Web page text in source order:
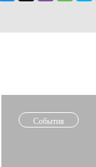
События